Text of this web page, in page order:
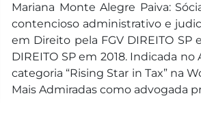
Mariana Monte Alegre Paiva:
contencioso administrativo e
em Direito pela FGV DIREITO SP
DIREITO SP em 2018. Indicada
categoria “Rising Star in Tax” na
Mais Admiradas como advogada